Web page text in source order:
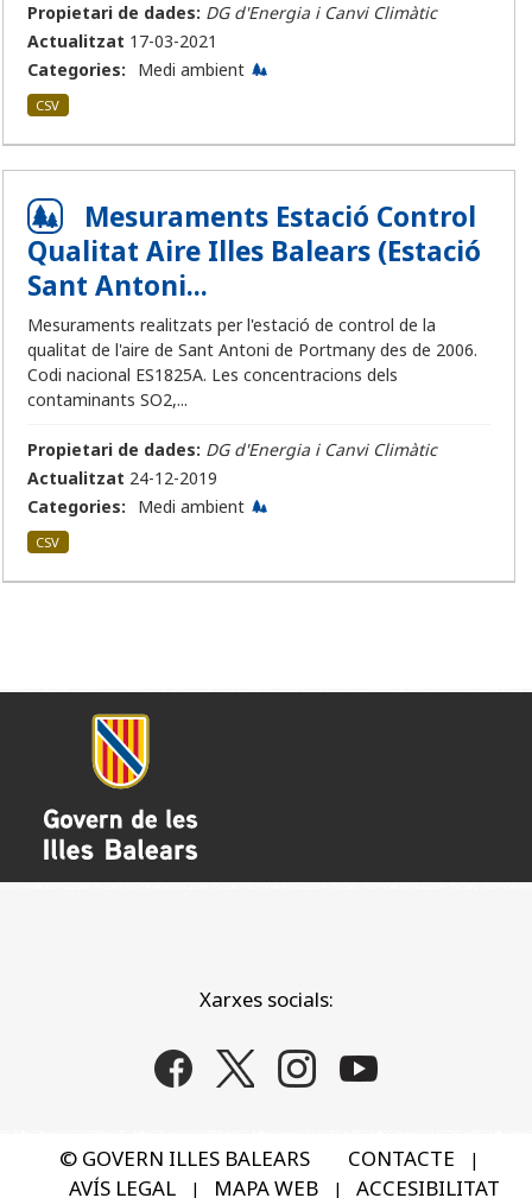
Propietari de dades: DG d'Energia i Canvi Climàtic
Actualitzat 17-03-2021
Categories:
Medi ambient
CSV
Mesuraments Estació Control
Qualitat Aire Illes Balears (Estació
Sant Antoni...
Mesuraments realitzats per l'estació de control de la
qualitat de l'aire de Sant Antoni de Portmany des de 2006.
Codi nacional ES1825A. Les concentracions dels
contaminants SO2,...
Propietari de dades: DG d'Energia i Canvi Climàtic
Actualitzat 24-12-2019
Categories:
Medi ambient
CSV
Xarxes socials:
© GOVERN ILLES BALEARS CONTACTE |
AVÍS LEGAL | MAPA WEB | ACCESIBILITAT